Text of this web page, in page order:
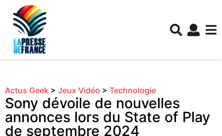
Actus Geek > Jeux Vidéo > Technologie
Sony dévoile de nouvelles
annonces lors du State of Play
de septembre 2024